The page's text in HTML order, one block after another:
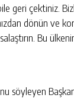
geri çektiniz.
dönün ve
Bu
söyleyen